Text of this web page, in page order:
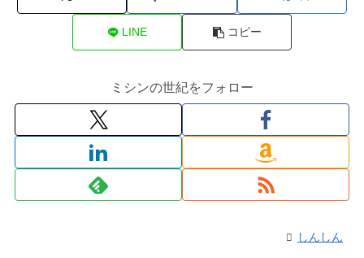
LINE コピー
ミシンの世紀をフォロー
しんしん